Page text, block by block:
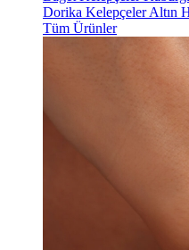
Dorika KelepçelerAltın
Tüm Ürünler